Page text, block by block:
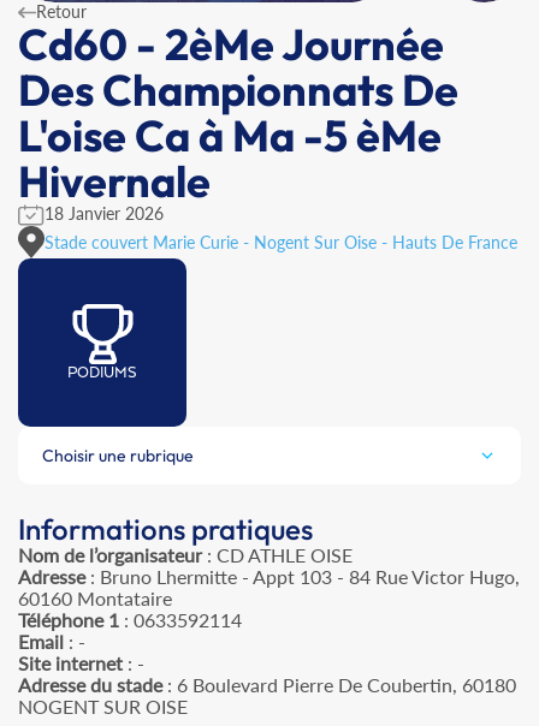
Retour
Cd60 - 2èMe Journée
Des Championnats De
L'oise Ca à Ma -5 èMe
Hivernale
18 Janvier 2026
Stade couvert Marie Curie - Nogent Sur Oise - Hauts De France
PODIUMS
Choisir une rubrique
Informations pratiques
Nom de l’organisateur: CD ATHLE OISE
Adresse: Bruno Lhermitte - Appt 103 - 84 Rue Victor Hugo,
60160 Montataire
Téléphone 1 : 0633592114
Email : -
Site internet : -
Adresse du stade: 6 Boulevard Pierre De Coubertin, 60180
NOGENT SUR OISE